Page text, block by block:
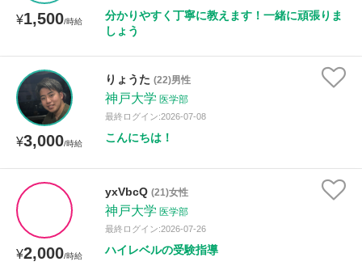
¥1,500/時給
分かりやすく丁寧に教えます！一緒に頑張りま
しょう
¥3,000/時給
りょうた (22)男性
神戸大学 医学部
最終ログイン:2026-07-08
こんにちは！
¥2,000/時給
yxVbcQ (21)女性
神戸大学 医学部
最終ログイン:2026-07-26
ハイレベルの受験指導